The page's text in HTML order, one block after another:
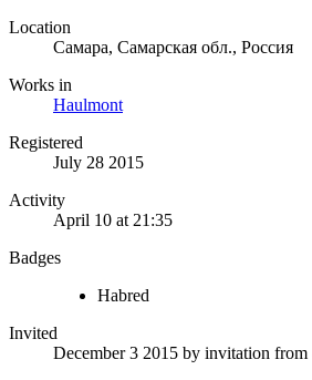
Location
Самара, Самарская обл., Россия
Works in
Haulmont
Registered
July 28 2015
Activity
April 10 at 21:35
Badges
Habred
Invited
December 3 2015 by invitation from